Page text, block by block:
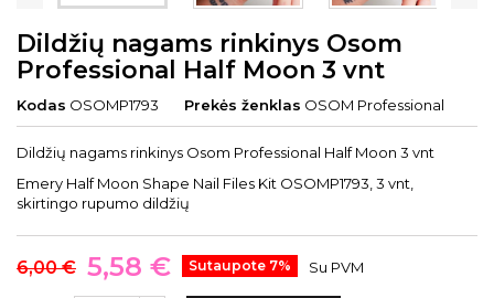
Dildžių nagams rinkinys Osom
Professional Half Moon 3 vnt
Kodas OSOMP1793 Prekės ženklas OSOM Professional
Dildžių nagams rinkinys Osom Professional Half Moon 3 vnt
Emery Half Moon Shape Nail Files Kit OSOMP1793, 3 vnt,
skirtingo rupumo dildžių
6,00 € 5,58 € Sutaupote 7% Su PVM